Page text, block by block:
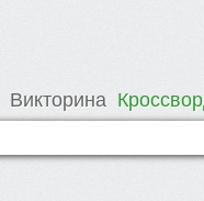
Викторина